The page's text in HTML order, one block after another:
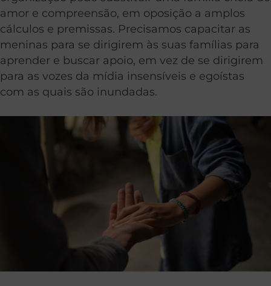
amor e compreensão, em oposição a amplos
cálculos e premissas. Precisamos capacitar as
meninas para se dirigirem às suas famílias para
aprender e buscar apoio, em vez de se dirigirem
para as vozes da mídia insensíveis e egoístas
com as quais são inundadas.